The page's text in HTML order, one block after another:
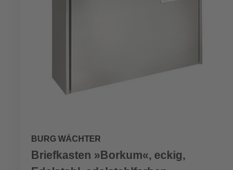
BURG WÄCHTER
Briefkasten »Borkum«, eckig,